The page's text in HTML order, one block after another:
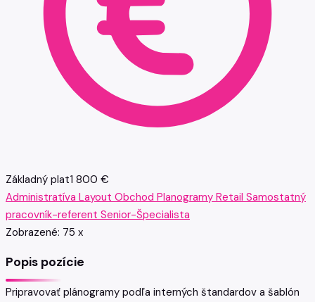
Základný plat1 800 €
Administratíva Layout Obchod Planogramy Retail Samostatný
pracovník-referent Senior-Špecialista
Zobrazené: 75 x
Popis pozície
Pripravovať plánogramy podľa interných štandardov a šablón